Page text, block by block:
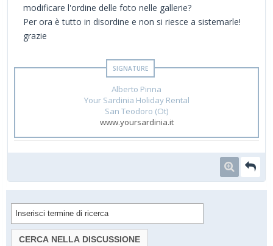
modificare l'ordine delle foto nelle gallerie?
Per ora è tutto in disordine e non si riesce a sistemarle!
grazie
Alberto Pinna
Your Sardinia Holiday Rental
San Teodoro (Ot)
www.yoursardinia.it